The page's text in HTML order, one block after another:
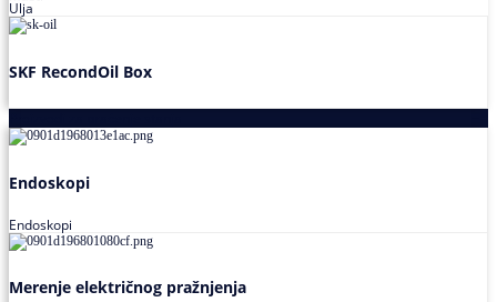
Ulja
SKF RecondOil Box
Endoskopi
Endoskopi
Merenje električnog pražnjenja